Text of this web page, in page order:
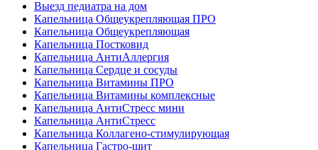
Выезд педиатра на дом
Капельница Общеукрепляющая ПРО
Капельница Общеукрепляющая
Капельница Постковид
Капельница АнтиАллергия
Капельница Сердце и сосуды
Капельница Витамины ПРО
Капельница Витамины комплексные
Капельница АнтиСтресс мини
Капельница АнтиСтресс
Капельница Коллагено-стимулирующая
Капельница Гастро-щит